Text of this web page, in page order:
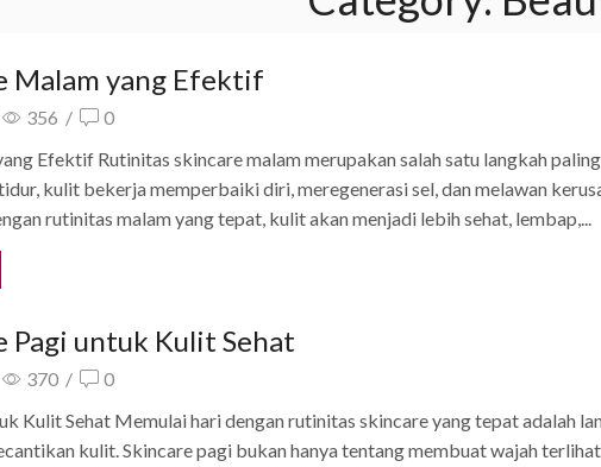
Malam yang Efektif
356 /
0
Efektif Rutinitas skincare malam merupakan salah satu langkah
kulit bekerja memperbaiki diri, meregenerasi sel, dan melawan
rutinitas malam yang tepat, kulit akan menjadi lebih sehat, lembap,...
Pagi untuk Kulit Sehat
370 /
0
Kulit Sehat Memulai hari dengan rutinitas skincare yang tepat adalah
kulit. Skincare pagi bukan hanya tentang membuat wajah